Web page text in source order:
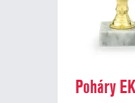
Poháry